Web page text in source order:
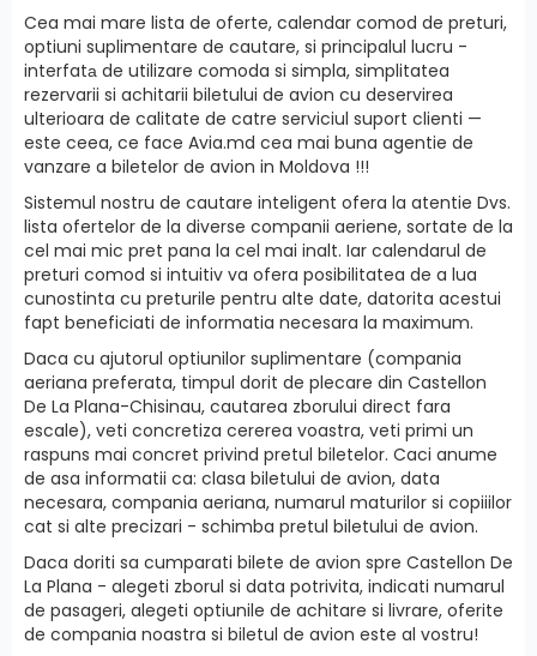
Cea mai mare lista de oferte, calendar comod de preturi,
optiuni suplimentare de cautare, si principalul lucru -
interfatа de utilizare comoda si simpla, simplitatea
rezervarii si achitarii biletului de avion cu deservirea
ulterioara de calitate de catre serviciul suport clienti —
este ceea, ce face Avia.md cea mai buna agentie de
vanzare a biletelor de avion in Moldova !!!
Sistemul nostru de cautare inteligent ofera la atentie Dvs.
lista ofertelor de la diverse companii aeriene, sortate de la
cel mai mic pret pana la cel mai inalt. Iar calendarul de
preturi comod si intuitiv va ofera posibilitatea de a lua
cunostinta cu preturile pentru alte date, datorita acestui
fapt beneficiati de informatia necesara la maximum.
Daca cu ajutorul optiunilor suplimentare (compania
aeriana preferata, timpul dorit de plecare din Castellon
De La Plana-Chisinau, cautarea zborului direct fara
escale), veti concretiza cererea voastra, veti primi un
raspuns mai concret privind pretul biletelor. Caci anume
de asa informatii ca: clasa biletului de avion, data
necesara, compania aeriana, numarul maturilor si copiiilor
cat si alte precizari - schimba pretul biletului de avion.
Daca doriti sa cumparati bilete de avion spre Castellon De
La Plana - alegeti zborul si data potrivita, indicati numarul
de pasageri, alegeti optiunile de achitare si livrare, oferite
de compania noastra si biletul de avion este al vostru!